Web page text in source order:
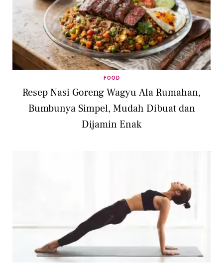
FOOD
Resep Nasi Goreng Wagyu Ala Rumahan,
Bumbunya Simpel, Mudah Dibuat dan
Dijamin Enak